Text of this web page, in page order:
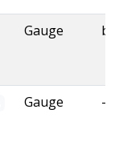
Gauge
Gauge -